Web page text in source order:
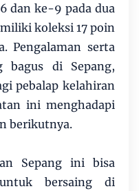
dan ke-9 pada dua
koleksi 17 poin
Pengalaman serta
bagus di Sepang,
pebalap kelahiran
ini menghadapi
berikutnya.
Sepang ini bisa
bersaing di